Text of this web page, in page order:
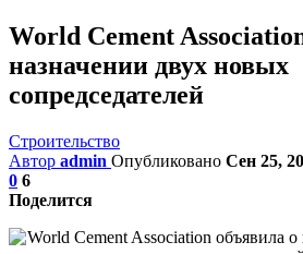
World Cement
назначении двух новых
сопредседателей
Строительство
Автор admin Опубликовано Сен 25,
0 6
Поделится